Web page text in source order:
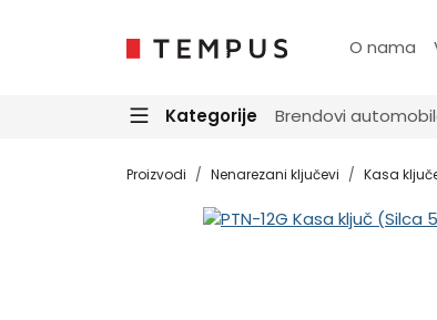
O nama
Kategorije Brendovi
Proizvodi Nenarezani ključevi Kasa